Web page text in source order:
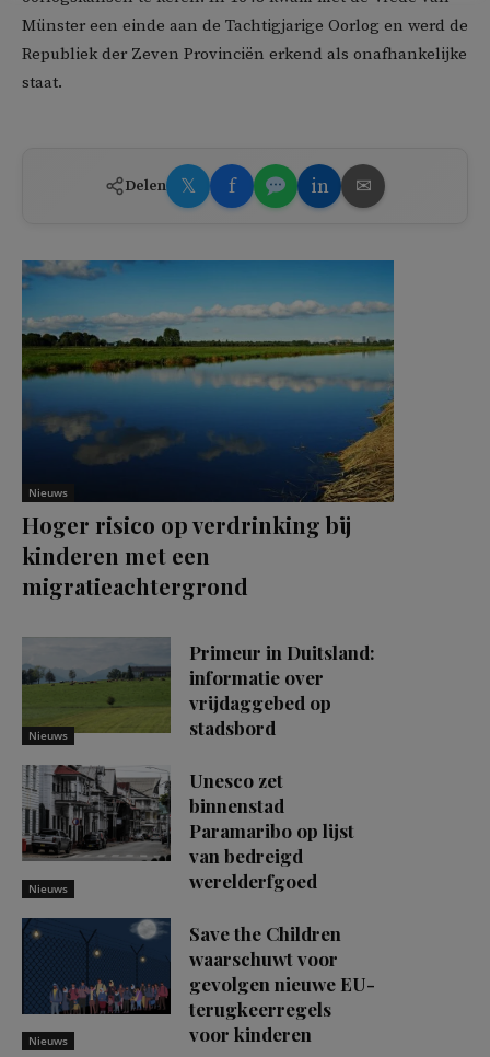
Münster een einde aan de Tachtigjarige Oorlog en werd de
Republiek der Zeven Provinciën erkend als onafhankelijke
staat.
Delen 𝕏 f in ✉
Nieuws
Hoger risico op verdrinking bij
kinderen met een
migratieachtergrond
Nieuws
Primeur in Duitsland:
informatie over
vrijdaggebed op
stadsbord
Nieuws
Unesco zet
binnenstad
Paramaribo op lijst
van bedreigd
werelderfgoed
Nieuws
Save the Children
waarschuwt voor
gevolgen nieuwe EU-
terugkeerregels
voor kinderen